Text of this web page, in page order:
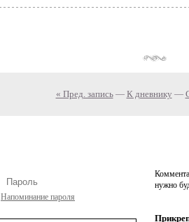
« Пред. запись— К дневнику —
Напоминание пароля
нужно